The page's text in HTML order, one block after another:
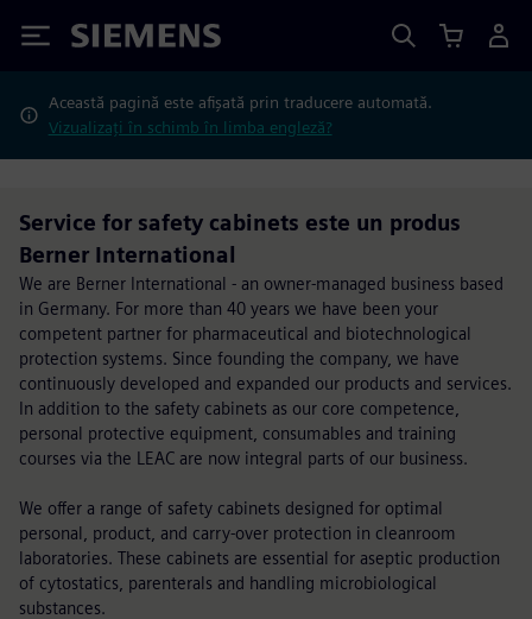
Siemens
Această pagină este afișată prin traducere automată.
Vizualizați în schimb în limba engleză?
Service for safety cabinets este un produs
Berner International
We are Berner International - an owner-managed business based
in Germany. For more than 40 years we have been your
competent partner for pharmaceutical and biotechnological
protection systems. Since founding the company, we have
continuously developed and expanded our products and services.
In addition to the safety cabinets as our core competence,
personal protective equipment, consumables and training
courses via the LEAC are now integral parts of our business.
We offer a range of safety cabinets designed for optimal
personal, product, and carry-over protection in cleanroom
laboratories. These cabinets are essential for aseptic production
of cytostatics, parenterals and handling microbiological
substances.